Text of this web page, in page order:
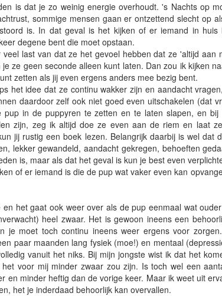
is dat je zo weinig energie overhoudt. 's Nachts op
sommige mensen gaan er ontzettend slecht op
is. In dat geval is het kijken of er iemand in
degene bent die moet opstaan.
last van dat ze het gevoel hebben dat ze 'altijd aan
ze geen seconde alleen kunt laten. Dan zou ik kijken
zetten als jij even ergens anders mee bezig bent.
het idee dat ze continu wakker zijn en aandacht
daardoor zelf ook niet goed even uitschakelen (dat
in de puppyren te zetten en te laten slapen, en bij
zijn, zeg ik altijd doe ze even aan de riem en laat
jij rustig een boek lezen. Belangrijk daarbij is wel dat
lekker gewandeld, aandacht gekregen, behoeften
is, maar als dat het geval is kun je best even
of er iemand is die de pup wat vaker even kan
het gaat ook weer over als de pup eenmaal wat
heel zwaar. Het is gewoon ineens een
je moet toch continu ineens weer ergens voor
paar maanden lang fysiek (moe!) en mentaal
vanuit het niks. Bij mijn jongste wist ik dat het
voor mij minder zwaar zou zijn. Is toch wel een
en minder heftig dan de vorige keer. Maar ik weet uit
het je inderdaad behoorlijk kan overvallen.